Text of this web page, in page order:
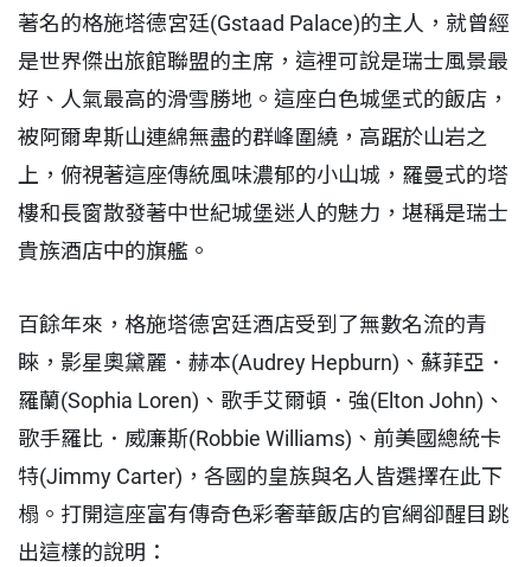
著名的格施塔德宮廷(Gstaad Palace)的主人，就曾經
是世界傑出旅館聯盟的主席，這裡可說是瑞士風景最
好、人氣最高的滑雪勝地。這座白色城堡式的飯店，
被阿爾卑斯山連綿無盡的群峰圍繞，高踞於山岩之
上，俯視著這座傳統風味濃郁的小山城，羅曼式的塔
樓和長窗散發著中世紀城堡迷人的魅力，堪稱是瑞士
貴族酒店中的旗艦。
百餘年來，格施塔德宮廷酒店受到了無數名流的青
睞，影星奧黛麗．赫本(Audrey Hepburn)、蘇菲亞．
羅蘭(Sophia Loren)、歌手艾爾頓．強(Elton John)、
歌手羅比．威廉斯(Robbie Williams)、前美國總統卡
特(Jimmy Carter)，各國的皇族與名人皆選擇在此下
榻。打開這座富有傳奇色彩奢華飯店的官網卻醒目跳
出這樣的說明：